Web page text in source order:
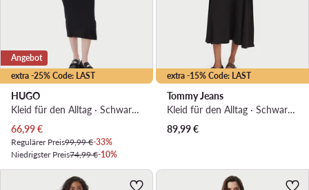
extra -25% Code: LAST
Angebot
HUGO
Kleid für den Alltag · Schwarz · Midi
Aktueller Preis
66,99€
Regulärer Preis99,99 €-33%
Niedrigster Preis74,99 €-10%
extra -15% Code: LAST
Tommy Jeans
Kleid für den Alltag · Schwarz · Midi
89,99€